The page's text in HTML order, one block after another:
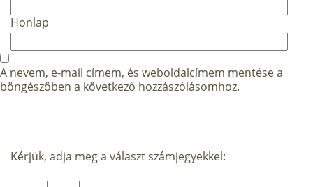
Honlap
A nevem, e-mail címem, és weboldalcímem mentése a
böngészőben a következő hozzászólásomhoz.
Kérjük, adja meg a választ számjegyekkel: